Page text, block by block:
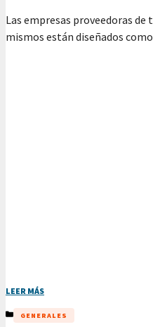
Las empresas proveedoras
mismos están diseñados
LEER MÁS
CATEGORÍAS
GENERALES